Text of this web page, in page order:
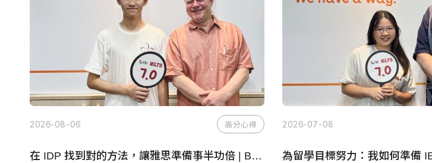
2026-08-06 高分心得
在 IDP 找到對的方法，讓雅思準備事半功倍 | Bryan - IDP 台中雅思學校
2026-07-08